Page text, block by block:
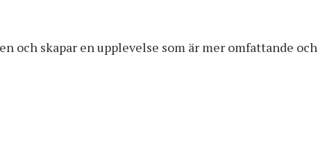
och skapar en upplevelse som är mer omfattande och